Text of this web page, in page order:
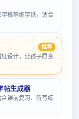
格等练字纸，适合
推荐
设计，让孩子愿意
帖生成器
课前复习、听写练